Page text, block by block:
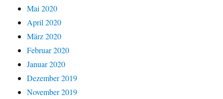
Mai 2020
April 2020
März 2020
Februar 2020
Januar 2020
Dezember 2019
November 2019